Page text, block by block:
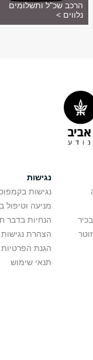
הרכב שכ"ל ותשלומים
נלווים >
נגישות
נגישות
מניעה וטיפול
הנחיות בדבר
הצהרת נגישות
הגנת הפרטיות
תנאי שימוש